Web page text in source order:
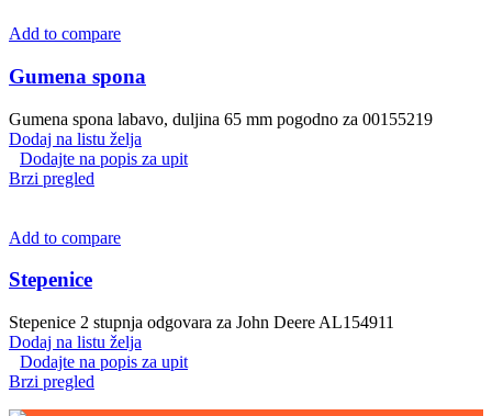
Add to compare
Gumena spona
Gumena spona labavo, duljina 65 mm pogodno za 00155219
Dodaj na listu želja
Dodajte na popis za upit
Brzi pregled
Add to compare
Stepenice
Stepenice 2 stupnja odgovara za John Deere AL154911
Dodaj na listu želja
Dodajte na popis za upit
Brzi pregled